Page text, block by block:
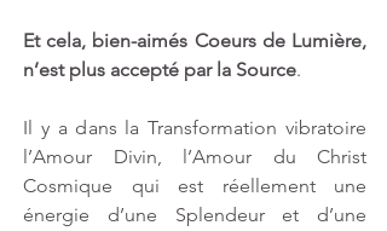
Et cela, bien-aimés Coeurs de Lumière,
n’est plus accepté par la Source.
Il y a dans la Transformation vibratoire
l’Amour Divin, l’Amour du Christ
Cosmique qui est réellement une
énergie d’une Splendeur et d’une